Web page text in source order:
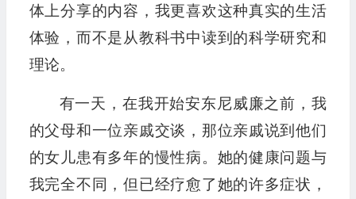
体上分享的内容，我更喜欢这种真实的生活
体验，而不是从教科书中读到的科学研究和
理论。
有一天，在我开始安东尼威廉之前，我
的父母和一位亲戚交谈，那位亲戚说到他们
的女儿患有多年的慢性病。她的健康问题与
我完全不同，但已经疗愈了她的许多症状，